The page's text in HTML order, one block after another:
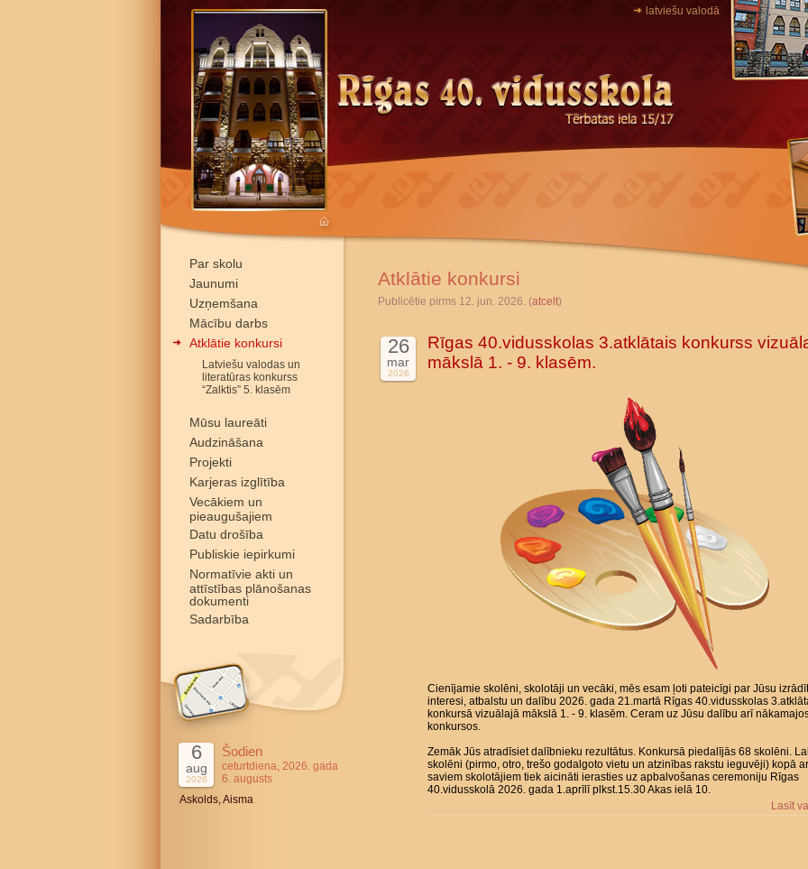
latviešu valodā
Par skolu
Jaunumi
Uzņemšana
Mācību darbs
Atklātie konkursi
Latviešu valodas un
literatūras konkurss
“Zalktis” 5. klasēm
Mūsu laureāti
Audzināšana
Projekti
Karjeras izglītība
Vecākiem un
pieaugušajiem
Datu drošība
Publiskie iepirkumi
Normatīvie akti un
attīstības plānošanas
dokumenti
Sadarbība
6
aug
2026
Šodien
ceturtdiena, 2026. gada
6. augusts
Askolds, Aisma
Atklātie konkursi
Publicētie pirms 12. jun. 2026. (atcelt)
26
mar
2026
Rīgas 40.vidusskolas 3.atklātais konkurss
mākslā 1. - 9. klasēm.
Cienījamie skolēni, skolotāji un vecāki, mēs esam ļoti pateicīgi par Jūsu
interesi, atbalstu un dalību 2026. gada 21.martā Rīgas 40.vidusskolas
konkursā vizuālajā mākslā 1. - 9. klasēm. Ceram uz Jūsu dalību arī
konkursos.
Zemāk Jūs atradīsiet dalībnieku rezultātus. Konkursā piedalījās 68 skolēni.
skolēni (pirmo, otro, trešo godalgoto vietu un atzinības rakstu ieguvēji) kopā ar
saviem skolotājiem tiek aicināti ierasties uz apbalvošanas ceremoniju Rīgas
40.vidusskolā 2026. gada 1.aprīlī plkst.15.30 Akas ielā 10.
Lasīt